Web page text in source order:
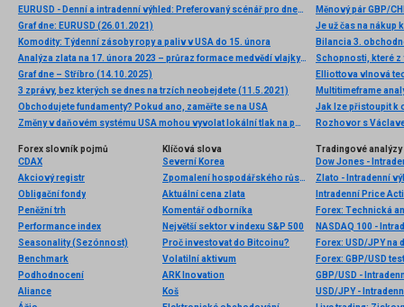
EURUSD - Denní a intradenní výhled: Preferovaný scénář pro dnešní den očekává posílení eura
Graf dne: EURUSD (26.01.2021)
Komodity: Týdenní zásoby ropy a paliv v USA do 15. února
Analýza zlata na 17. února 2023 – průraz formace medvědí vlajky a potenciál dalšího poklesu
Graf dne – Stříbro (14.10.2025)
3 zprávy, bez kterých se dnes na trzích neobejdete (11.5.2021)
Obchodujete fundamenty? Pokud ano, zaměřte se na USA
Změny v daňovém systému USA mohou vyvolat lokální tlak na poptávku na trhu (ceny zlata a index #SPX mohou klesnout)
Měnový pár GBP/
Je už čas na nákup
Bilancia 3.
Schopnosti, které z
Multitimeframe
Jak lze přistoupit k
Rozhovor s
Forex slovník pojmů
CDAX
Akciový registr
Obligační fondy
Peněžní trh
Performance index
Seasonality (Sezónnost)
Benchmark
Podhodnocení
Aliance
Klíčová slova
Severní Korea
Zpomalení hospodářského růstu
Aktuální cena zlata
Komentář odborníka
Největší sektor v indexu S&P 500
Proč investovat do Bitcoinu?
Volatilní aktivum
ARK Inovation
Koš
Tradingové analýzy
Dow Jones -
Zlato - Intradenní
Intradenní Price
Forex: Technická
NASDAQ 100 -
Forex: USD/JPY
Forex: GBP/USD
GBP/USD -
USD/JPY -